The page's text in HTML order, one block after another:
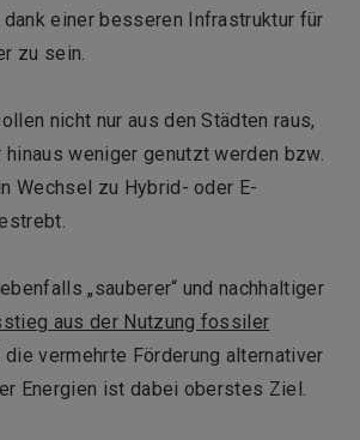
dank einer besseren Infrastruktur für
zu sein.
nicht nur aus den Städten raus,
hinaus weniger genutzt werden bzw.
Wechsel zu Hybrid- oder E-
„sauberer“ und nachhaltiger
aus der Nutzung fossiler
die vermehrte Förderung alternativer
Energien ist dabei oberstes Ziel.